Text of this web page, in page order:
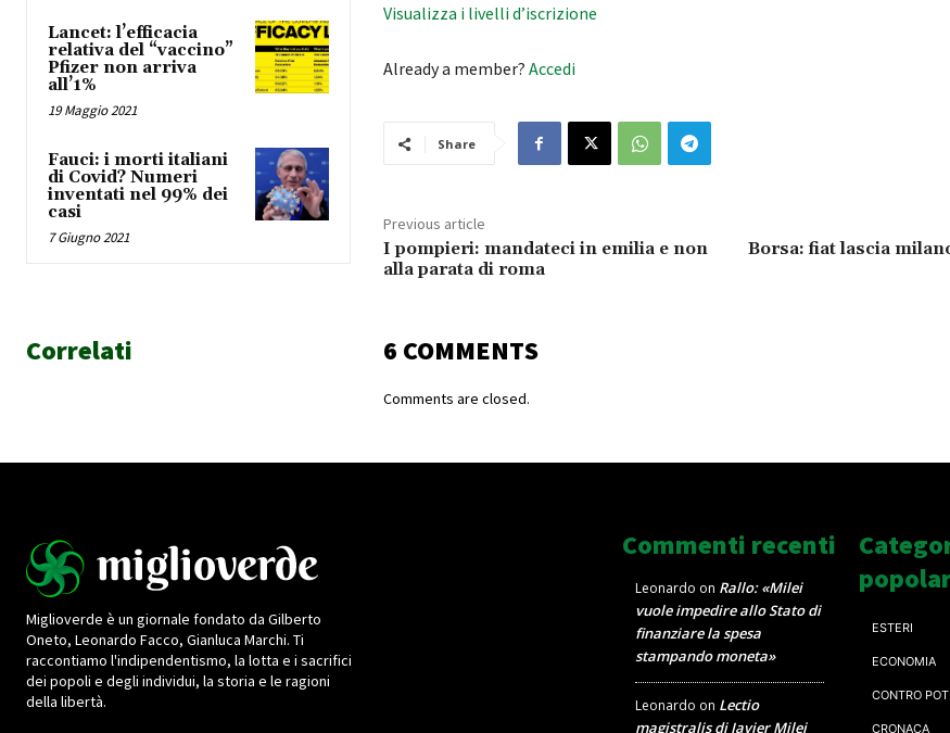
Lancet: l’efficacia
relativa del “vaccino”
Pfizer non arriva
all’1%
19 Maggio 2021
Fauci: i morti italiani
di Covid? Numeri
inventati nel 99% dei
casi
7 Giugno 2021
Visualizza i livelli d’iscrizione
Already a member? Accedi
Share
Previous article
I pompieri: mandateci in emilia e non
alla parata di roma
Borsa: fiat lascia
Correlati 6 COMMENTS
Comments are closed.
Miglioverde è un giornale fondato da Gilberto
Oneto, Leonardo Facco, Gianluca Marchi. Ti
raccontiamo l'indipendentismo, la lotta e i sacrifici
dei popoli e degli individui, la storia e le ragioni
della libertà.
Commenti recenti
Leonardo on Rallo: «Milei
vuole impedire allo Stato di
finanziare la spesa
stampando moneta»
Leonardo on Lectio
magistralis di Javier Milei
ESTERI
ECONOMIA
CONTRO
CRONACA